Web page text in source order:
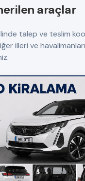
araçlar
talep ve teslim
illeri ve